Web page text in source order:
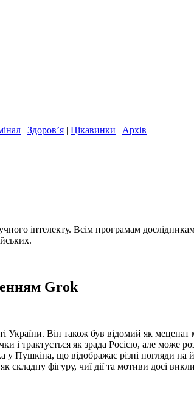
| Здоров’я | Цікавинки | Архів
інтелекту. Всім програмам
Grok
України. Він також був відомий як
і трактується як зрада Росією, але може
Пушкіна, що відображає різні погляди на
фігуру, чиї дії та мотиви досі